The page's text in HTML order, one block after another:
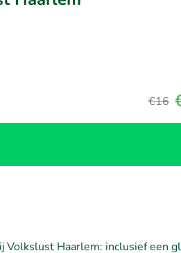
€16
Volkslust Haarlem: inclusief een